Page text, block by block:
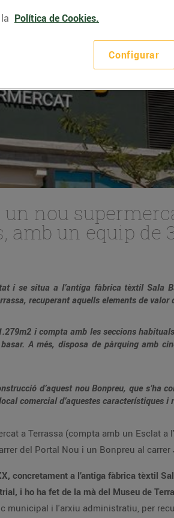
nou
un equip de
i se situa a l’antiga fàbrica tèxtil Sala
recuperant aquells elements de valor
i compta amb les seccions
A més, disposa de pàrquing amb
d’aquest nou Bonpreu, que s’ha
comercial d’aquestes característiques i
a Terrassa (compta amb un Esclat a
del Portal Nou i un Bonpreu al carrer
concretament a l’antiga fàbrica tèxtil
i ho ha fet de la mà del Museu de
i l'arxiu administratiu, per
Política de Cookies.
Configurar